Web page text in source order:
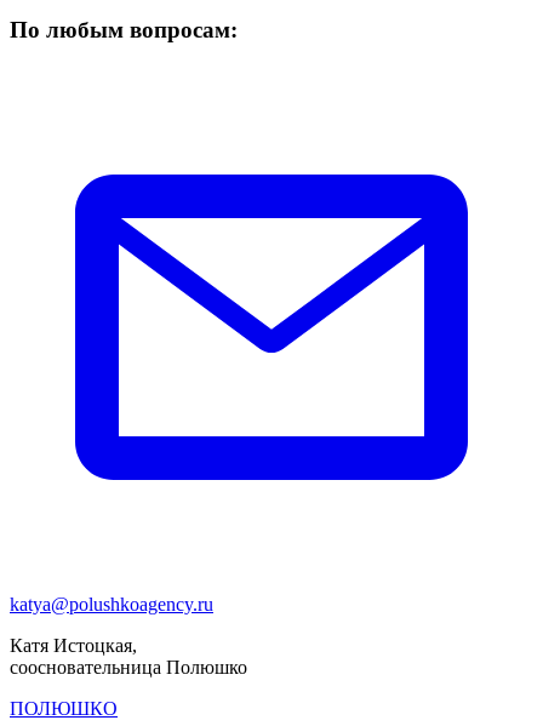
По любым вопросам:
katya@polushkoagency.ru
Катя Истоцкая,
соосновательница Полюшко
ПОЛЮШКО